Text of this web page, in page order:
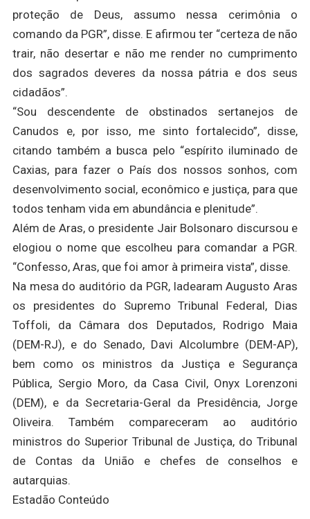
proteção de Deus, assumo nessa cerimônia o
comando da PGR”, disse. E afirmou ter “certeza de não
trair, não desertar e não me render no cumprimento
dos sagrados deveres da nossa pátria e dos seus
cidadãos”.
“Sou descendente de obstinados sertanejos de
Canudos e, por isso, me sinto fortalecido”, disse,
citando também a busca pelo “espírito iluminado de
Caxias, para fazer o País dos nossos sonhos, com
desenvolvimento social, econômico e justiça, para que
todos tenham vida em abundância e plenitude”.
Além de Aras, o presidente Jair Bolsonaro discursou e
elogiou o nome que escolheu para comandar a PGR.
“Confesso, Aras, que foi amor à primeira vista”, disse.
Na mesa do auditório da PGR, ladearam Augusto Aras
os presidentes do Supremo Tribunal Federal, Dias
Toffoli, da Câmara dos Deputados, Rodrigo Maia
(DEM-RJ), e do Senado, Davi Alcolumbre (DEM-AP),
bem como os ministros da Justiça e Segurança
Pública, Sergio Moro, da Casa Civil, Onyx Lorenzoni
(DEM), e da Secretaria-Geral da Presidência, Jorge
Oliveira. Também compareceram ao auditório
ministros do Superior Tribunal de Justiça, do Tribunal
de Contas da União e chefes de conselhos e
autarquias.
Estadão Conteúdo